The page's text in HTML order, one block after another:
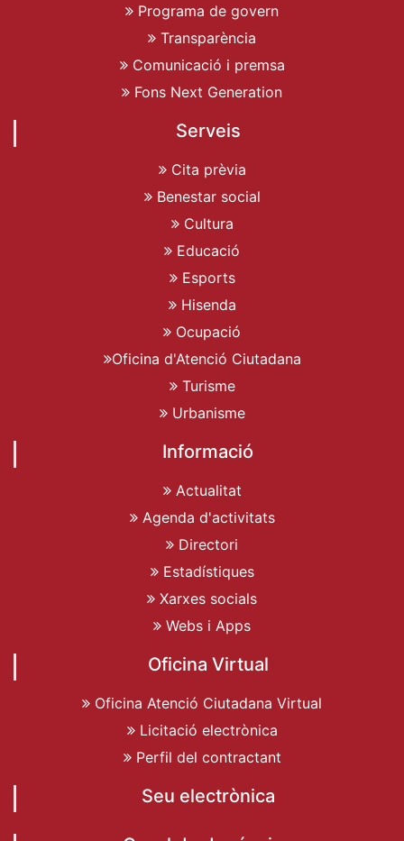
Programa de govern
Transparència
Comunicació i premsa
Fons Next Generation
Serveis
Cita prèvia
Benestar social
Cultura
Educació
Esports
Hisenda
Ocupació
Oficina d'Atenció Ciutadana
Turisme
Urbanisme
Informació
Actualitat
Agenda d'activitats
Directori
Estadístiques
Xarxes socials
Webs i Apps
Oficina Virtual
Oficina Atenció Ciutadana Virtual
Licitació electrònica
Perfil del contractant
Seu electrònica